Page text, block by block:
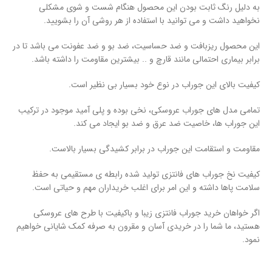
به دلیل رنگ ثابت بودن این محصول هنگام شست و شوی مشکلی
نخواهید داشت و می توانید با استفاده از هر روشی آن را بشویید.
این محصول ریزبافت و ضد حساسیت، ضد بو و ضد عفونت می باشد تا در
برابر بیماری احتمالی مانند قارچ و .. بیشترین مقاومت را داشته باشد.
کیفیت بالای این جوراب در نوع خود بسیار بی نظیر است.
تمامی مدل های جوراب عروسکی، نخی بوده و پلی آمید موجود در ترکیب
این جوراب ها، خاصیت ضد عرق و ضد بو ایجاد می کند.
مقاومت و استقامت این جوراب در برابر کشیدگی بسیار بالاست.
کیفیت نخ جوراب های فانتزی تولید شده رابطه ی مستقیمی به حفظ
سلامت پاها داشته و این امر برای اغلب خریداران مهم و حیاتی است.
اگر خواهان خرید جوراب فانتزی زیبا و باکیفیت با طرح های عروسکی
هستید، ما شما را در خریدی آسان و مقرون به صرفه کمک شایانی خواهیم
نمود.